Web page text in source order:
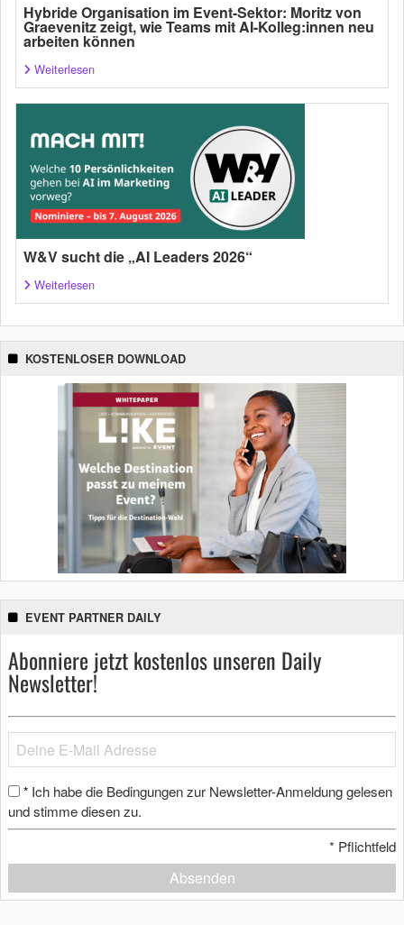
Hybride Organisation im Event-Sektor: Moritz von
Graevenitz zeigt, wie Teams mit AI-Kolleg:innen neu
arbeiten können
Weiterlesen
W&V sucht die „AI Leaders 2026“
Weiterlesen
KOSTENLOSER DOWNLOAD
EVENT PARTNER DAILY
Abonniere jetzt kostenlos unseren Daily
Newsletter!
* Ich habe die Bedingungen zur Newsletter-Anmeldung gelesen
und stimme diesen zu.
* Pflichtfeld
Absenden